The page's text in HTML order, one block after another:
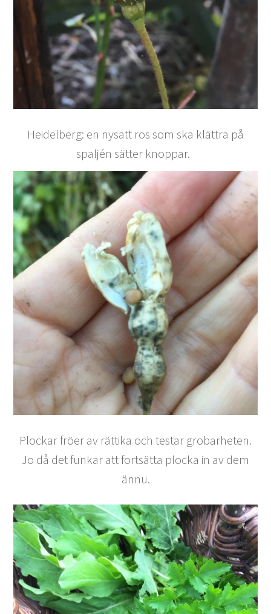
Heidelberg: en nysatt ros som ska klättra på
spaljén sätter knoppar.
Plockar fröer av rättika och testar grobarheten.
Jo då det funkar att fortsätta plocka in av dem
ännu.